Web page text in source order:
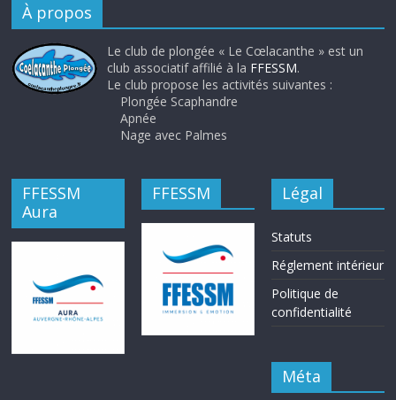
À propos
Le club de plongée « Le Cœlacanthe » est un
club associatif affilié à la FFESSM.
Le club propose les activités suivantes :
Plongée Scaphandre
Apnée
Nage avec Palmes
FFESSM
Aura
FFESSM Légal
Statuts
Réglement intérieur
Politique de
confidentialité
Méta